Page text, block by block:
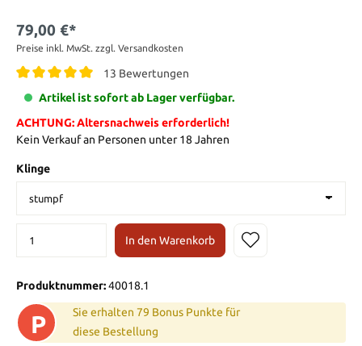
79,00 €*
Preise inkl. MwSt. zzgl. Versandkosten
13 Bewertungen
Artikel ist sofort ab Lager verfügbar.
ACHTUNG: Altersnachweis erforderlich!
Kein Verkauf an Personen unter 18 Jahren
Klinge
In den Warenkorb
Produktnummer:40018.1
P
Sie erhalten 79 Bonus Punkte für
diese Bestellung